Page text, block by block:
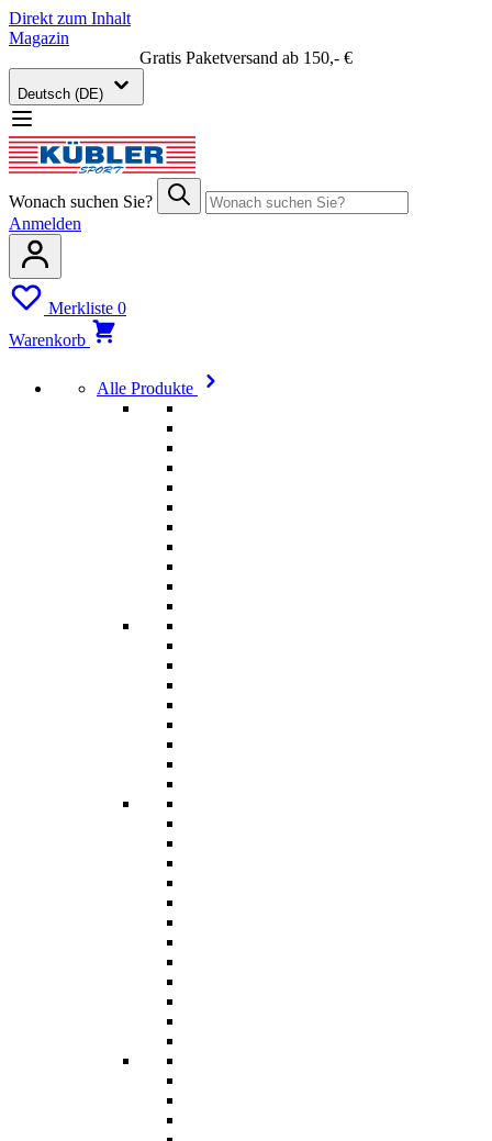
Direkt zum Inhalt
Magazin
Gratis Paketversand ab 150,- €
Deutsch (DE)
Wonach suchen Sie?
Anmelden
Merkliste 0
Warenkorb
Alle Produkte